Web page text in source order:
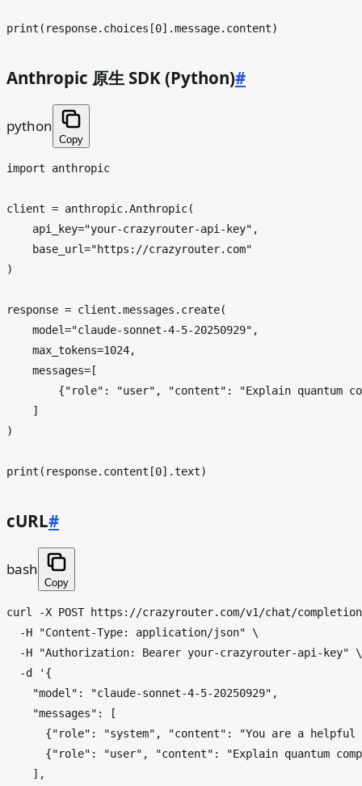
print (response.choices[0
Anthropic 原生 SDK (Python)#
python
Copy
import anthropic
client = anthropic.Anthropic(
    api_key=
"your-crazyrouter-api-key" ,
    base_url=
"https://crazyrouter.com"
)
response = client.messages.create(
    model=
"claude-sonnet-4-5-20250929" ,
    max_tokens=
1024,
    messages=[
        {
"role" : "user" , "content" :
"Explain quantum
    ]
)
print (response.content[0
cURL#
bash
Copy
curl -X POST https://crazyrouter.com/v1/chat/
  -H
"Content-Type: application/json" \
  -H
"Authorization: Bearer your-crazyrouter-api-key" \
  -d
'{
    "model": "claude-sonnet-4-5-20250929",
    "messages": [
{"role": "system", "content": "You are a helpful
{"role": "user", "content": "Explain quantum
    ],